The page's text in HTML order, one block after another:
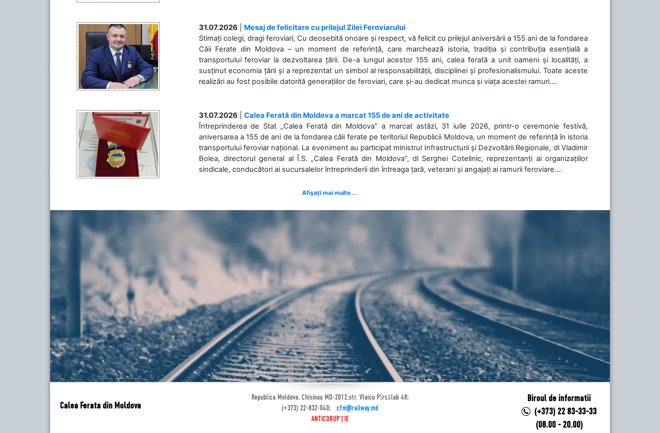
31.07.2026
Mesaj de felicitare cu prilejul Zilei Feroviarului
Stimați colegi, dragi feroviari, Cu deosebită onoare și respect, vă felicit cu prilejul aniversării a 155 ani de la fondarea
Căii Ferate din Moldova – un moment de referință, care marchează istoria, tradiția și contribuția esențială a
transportului feroviar la dezvoltarea țării. De-a lungul acestor 155 ani, calea ferată a unit oameni și localități, a
susținut economia țării și a reprezentat un simbol al responsabilității, disciplinei și profesionalismului. Toate aceste
realizări au fost posibile datorită generațiilor de feroviari, care și-au dedicat munca și viața acestei ramuri....
31.07.2026
Calea Ferată din Moldova a marcat 155 de ani de activitate
Întreprinderea de Stat „Calea Ferată din Moldova” a marcat astăzi, 31 iulie 2026, printr-o ceremonie festivă,
aniversarea a 155 de ani de la fondarea căii ferate pe teritoriul Republicii Moldova, un moment de referință în istoria
transportului feroviar național. La eveniment au participat ministrul Infrastructurii și Dezvoltării Regionale, dl Vladimir
Bolea, directorul general al Î.S. „Calea Ferată din Moldova”, dl Serghei Cotelinic, reprezentanți ai organizațiilor
sindicale, conducători ai sucursalelor întreprinderii din întreaga țară, veterani și angajați ai ramurii feroviare....
Afișați mai multe ...
Calea Ferata din Moldova
Republica Moldova, Chisinau MD-2012,str. Vlaicu Pîrcălab 48;
(+373) 22-832-040; cfm@railway.md
ANTICORUPȚIE
Biroul de informatii
(+373) 22 83-33-33
(08.00 - 20.00)